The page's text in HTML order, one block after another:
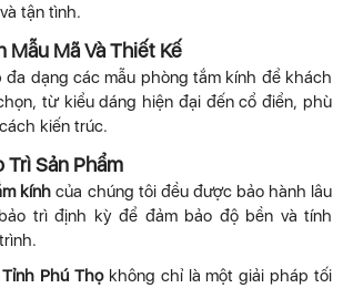
tận tình.
Mẫu Mã Và Thiết Kế
đa dạng các mẫu phòng tắm kính để khách
từ kiểu dáng hiện đại đến cổ điển, phù
kiến trúc.
Trì Sản Phẩm
kính của chúng tôi đều được bảo hành lâu
trì định kỳ để đảm bảo độ bền và tính
Phú Thọkhông chỉ là một giải pháp tối